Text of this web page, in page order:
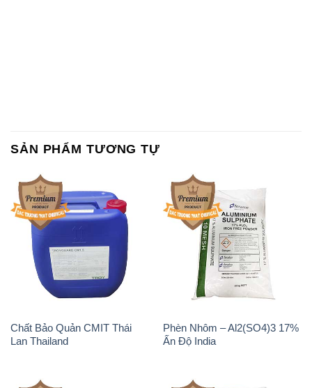
Chất Bảo Quản CMIT Thái
Lan Thailand
Phèn Nhôm – Al2(SO4)3 17%
Ấn Độ India